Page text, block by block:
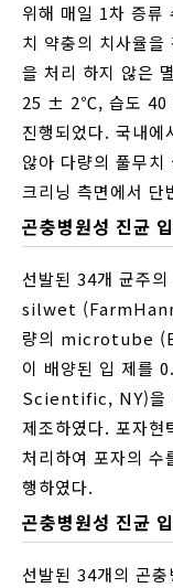
위해 매일 1차 증
치 약충의 치사율을
을 처리 하지 않은
25 ± 2℃, 습도 40
진행되었다. 국내에
않아 다량의 풀무
크리닝 측면에서 단
곤충병원성 진균
선발된 34개 균주
silwet
량의 microtube
이 배양된 입 제를
Scientific, NY)을
제조하였다. 포자
처리하여 포자의 수
행하였다.
곤충병원성 진균
선발된 34개의 곤